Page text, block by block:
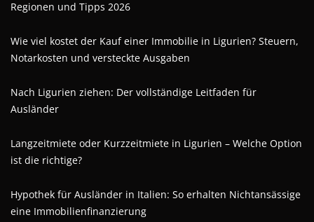
Regionen und Tipps 2026
Wie viel kostet der Kauf einer Immobilie in Ligurien? Steuern,
Notarkosten und versteckte Ausgaben
Nach Ligurien ziehen: Der vollständige Leitfaden für
Ausländer
Langzeitmiete oder Kurzzeitmiete in Ligurien – Welche Option
ist die richtige?
Hypothek für Ausländer in Italien: So erhalten Nichtansässige
eine Immobilienfinanzierung